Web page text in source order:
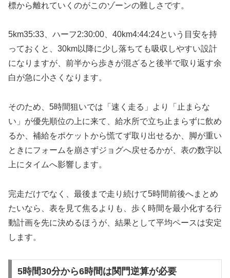
標から離れていくのがこのゾーンの難しさです。
5km35:33、ハーフ2:30:00、40km4:44:24という目安を持
っておくと、30km以降に少し落ちても吸収しやすい設計
になりますが、前半から歩きが混ざると後半で取り返す余
白が急に小さくなります。
そのため、5時間狙いでは「速く走る」より「止まらな
い」が優先順位の上に来て、給水所で立ち止まらずに飲め
るか、補給をポケットから慌てず取り出せるか、脚が重い
ときにフォームを崩さずジョグへ戻せるかが、表の数字以
上にタイムへ影響します。
完走だけでなく、最後まで走り続けて5時間前後へまとめ
たいなら、表を見て焦るよりも、歩く時間を最小化する行
動計画を先に決めるほうが、結果として平均ペースは安定
します。
5時間30分から6時間は関門逆算が必要